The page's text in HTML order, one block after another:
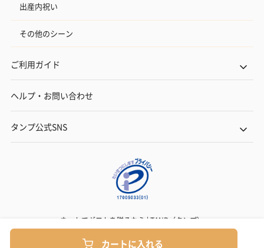
カートに入れる
出産内祝い
その他のシーン
ご利用ガイド
ヘルプ・お問い合わせ
タンプ公式SNS
ネットでギフトを贈るなら | TANP（タンプ）